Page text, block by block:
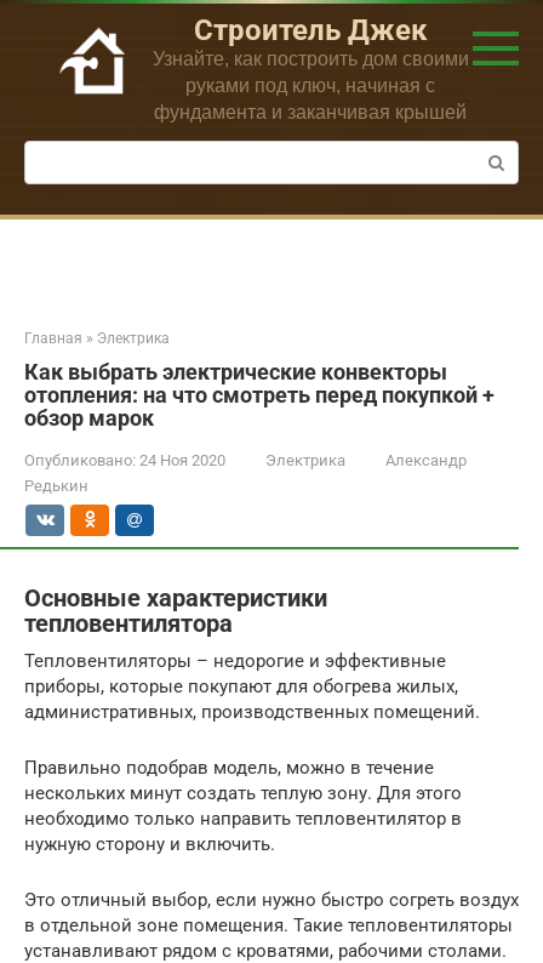
Перейти
контенту
Строитель Джек
Узнайте, как построить дом своими
руками под ключ, начиная с
фундамента и заканчивая крышей
Поиск:
Главная » Электрика
Как выбрать электрические конвекторы
отопления: на что смотреть перед покупкой +
обзор марок
Опубликовано: 24 Ноя 2020 Электрика
Александр
Редькин
Основные характеристики
тепловентилятора
Тепловентиляторы – недорогие и эффективные
приборы, которые покупают для обогрева жилых,
административных, производственных помещений.
Правильно подобрав модель, можно в течение
нескольких минут создать теплую зону. Для этого
необходимо только направить тепловентилятор в
нужную сторону и включить.
Это отличный выбор, если нужно быстро согреть воздух
в отдельной зоне помещения. Такие тепловентиляторы
устанавливают рядом с кроватями, рабочими столами.